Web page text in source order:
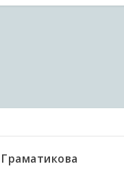
Граматикова